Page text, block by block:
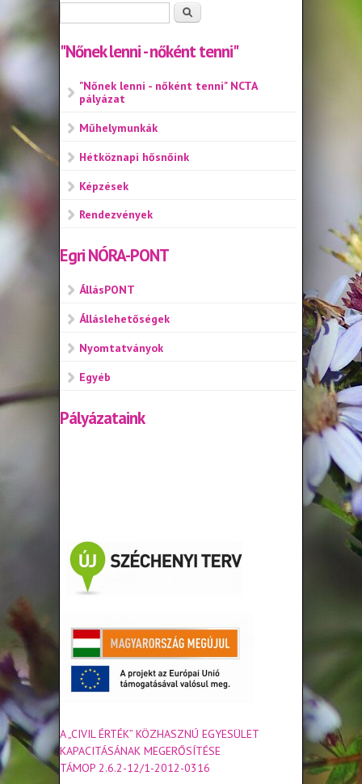
Keresés
"Nőnek lenni - nőként tenni"
"Nőnek lenni - nőként tenni" NCTA
pályázat
Műhelymunkák
Hétköznapi hősnőink
Képzések
Rendezvények
Egri NÓRA-PONT
ÁllásPONT
Álláslehetőségek
Nyomtatványok
Egyéb
Pályázataink
A „CIVIL ÉRTÉK” KÖZHASZNÚ EGYESÜLET
KAPACITÁSÁNAK MEGERŐSÍTÉSE
TÁMOP 2.6.2-12/1-2012-0316